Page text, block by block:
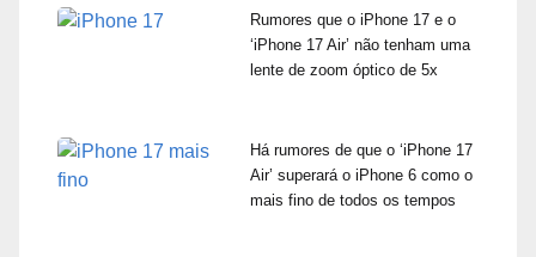
Rumores que o iPhone 17 e o
‘iPhone 17 Air’ não tenham uma
lente de zoom óptico de 5x
Há rumores de que o ‘iPhone 17
Air’ superará o iPhone 6 como o
mais fino de todos os tempos